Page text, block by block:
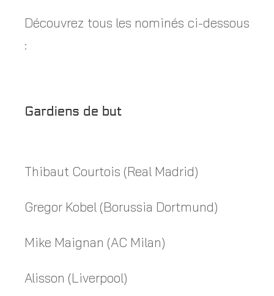
Découvrez tous les nominés ci-dessous
:
Gardiens de but
Thibaut Courtois (Real Madrid)
Gregor Kobel (Borussia Dortmund)
Mike Maignan (AC Milan)
Alisson (Liverpool)